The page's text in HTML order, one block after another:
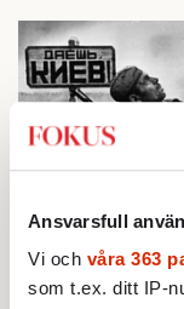
Ansvarsfull
Vi och våra 363
som t.ex. ditt IP-